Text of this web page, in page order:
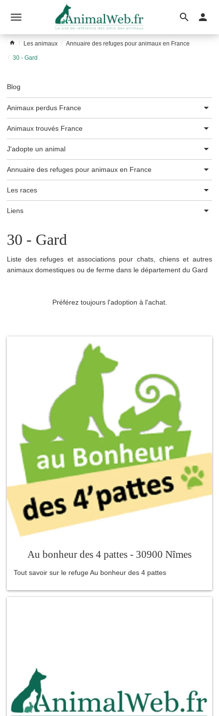
le
menu
Les animaux Annuaire des refuges pour animaux en France
30 - Gard
Blog
Animaux perdus France
Animaux trouvés France
J'adopte un animal
Annuaire des refuges pour animaux en France
Les races
Liens
30 - Gard
Liste des refuges et associations pour chats, chiens et autres
animaux domestiques ou de ferme dans le département du Gard
Préférez toujours l'adoption à l'achat.
Au bonheur des 4 pattes - 30900 Nîmes
Tout savoir sur le refuge Au bonheur des 4 pattes